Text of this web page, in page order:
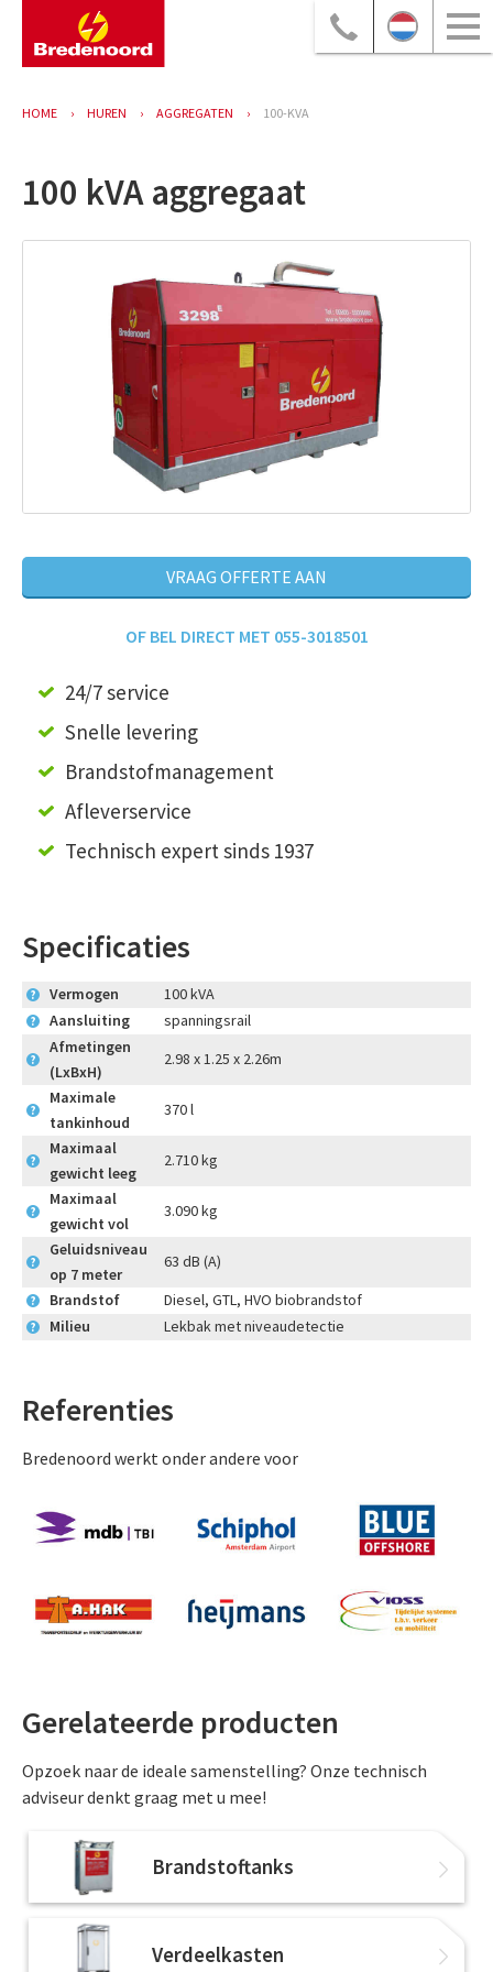
HOME HUREN AGGREGATEN 100-KVA
100 kVA aggregaat
VRAAG OFFERTE AAN
OF BEL DIRECT MET 055-3018501
24/7 service
Snelle levering
Brandstofmanagement
Afleverservice
Technisch expert sinds 1937
Specificaties
? Vermogen 100 kVA
? Aansluiting spanningsrail
?
Afmetingen
(LxBxH)
2.98 x 1.25 x 2.26m
?
Maximale
tankinhoud
370 l
?
Maximaal
gewicht leeg
2.710 kg
?
Maximaal
gewicht vol
3.090 kg
?
Geluidsniveau
op 7 meter
63 dB (A)
? Brandstof Diesel, GTL, HVO biobrandstof
? Milieu Lekbak met niveaudetectie
Referenties
Bredenoord werkt onder andere voor
Gerelateerde producten
Opzoek naar de ideale samenstelling? Onze technisch
adviseur denkt graag met u mee!
Brandstoftanks
Verdeelkasten